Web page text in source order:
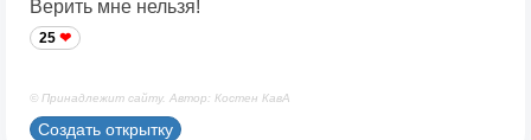
Верить мне нельзя!
25
© Принадлежит сайту. Автор: Костен КавА
Создать открытку